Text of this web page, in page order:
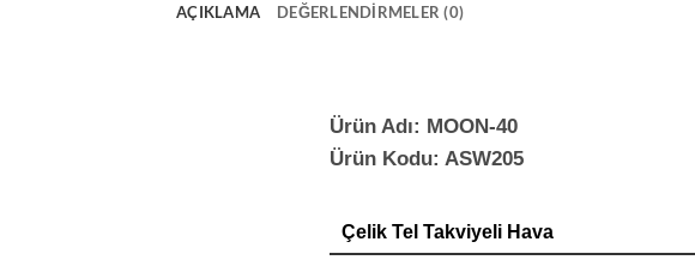
AÇIKLAMA DEĞERLENDIRMELER (0)
Ürün Adı: MOON-40
Ürün Kodu: ASW205
Çelik Tel Takviyeli Hava